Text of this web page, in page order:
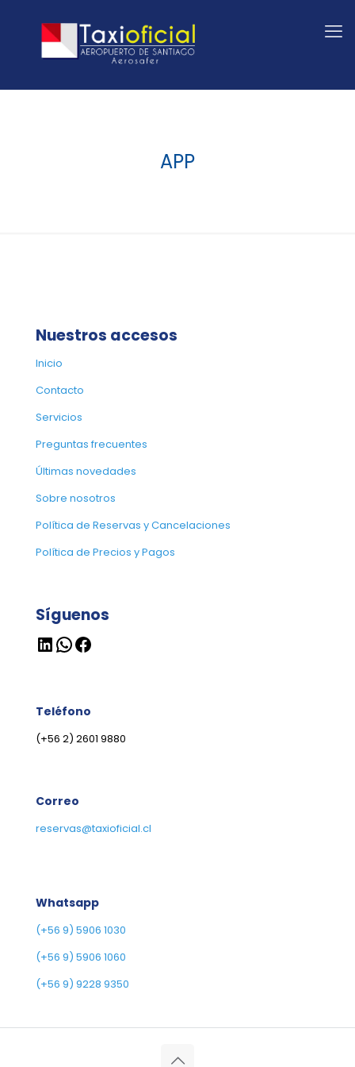
APP
Nuestros accesos
Inicio
Contacto
Servicios
Preguntas frecuentes
Últimas novedades
Sobre nosotros
Política de Reservas y Cancelaciones
Política de Precios y Pagos
Síguenos
LinkedIn
WhatsApp
Facebook
Teléfono
(+56 2) 2601 9880
Correo
reservas@taxioficial.cl
Whatsapp
(+56 9) 5906 1030
(+56 9) 5906 1060
(+56 9) 9228 9350